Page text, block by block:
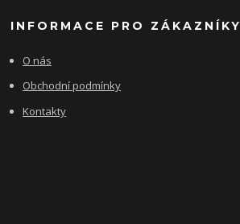
INFORMACE PRO ZÁKAZNÍKY
O nás
Obchodní podmínky
Kontakty